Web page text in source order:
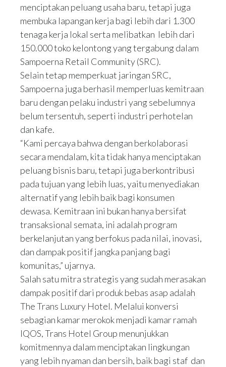
menciptakan peluang usaha baru, tetapi juga
membuka lapangan kerja bagi lebih dari 1.300
tenaga kerja lokal serta melibatkan lebih dari
150.000 toko kelontong yang tergabung dalam
Sampoerna Retail Community (SRC).
Selain tetap memperkuat jaringan SRC,
Sampoerna juga berhasil memperluas kemitraan
baru dengan pelaku industri yang sebelumnya
belum tersentuh, seperti industri perhotelan
dan kafe.
“Kami percaya bahwa dengan berkolaborasi
secara mendalam, kita tidak hanya menciptakan
peluang bisnis baru, tetapi juga berkontribusi
pada tujuan yang lebih luas, yaitu menyediakan
alternatif yang lebih baik bagi konsumen
dewasa. Kemitraan ini bukan hanya bersifat
transaksional semata, ini adalah program
berkelanjutan yang berfokus pada nilai, inovasi,
dan dampak positif jangka panjang bagi
komunitas,” ujarnya.
Salah satu mitra strategis yang sudah merasakan
dampak positif dari produk bebas asap adalah
The Trans Luxury Hotel. Melalui konversi
sebagian kamar merokok menjadi kamar ramah
IQOS, Trans Hotel Group menunjukkan
komitmennya dalam menciptakan lingkungan
yang lebih nyaman dan bersih, baik bagi staf dan